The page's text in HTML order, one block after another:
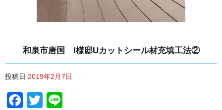
和泉市唐国 I様邸Uカットシール材充填工法②
投稿日 2019年2月7日
Facebook
Twitter